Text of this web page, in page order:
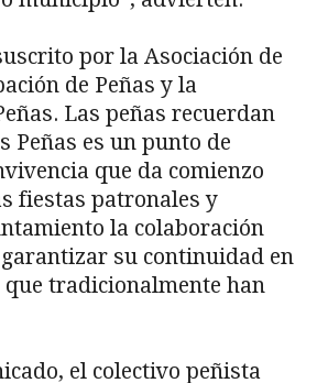
por la Asociación de
de Peñas y la
Las peñas recuerdan
Peñas es un punto de
que da comienzo
fiestas patronales y
la colaboración
su continuidad en
que tradicionalmente han
el colectivo peñista